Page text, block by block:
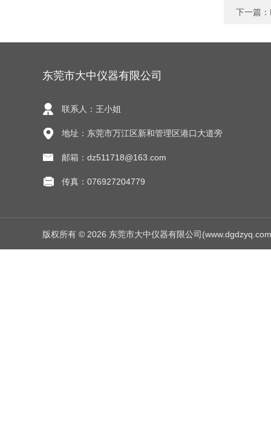
下一篇：
东莞市大中仪器有限公司
联系人：王小姐
地址：东莞市万江区新和管理区港口大道旁
邮箱：dz511718@163.com
传真：076927204779
版权所有 © 2026 东莞市大中仪器有限公司